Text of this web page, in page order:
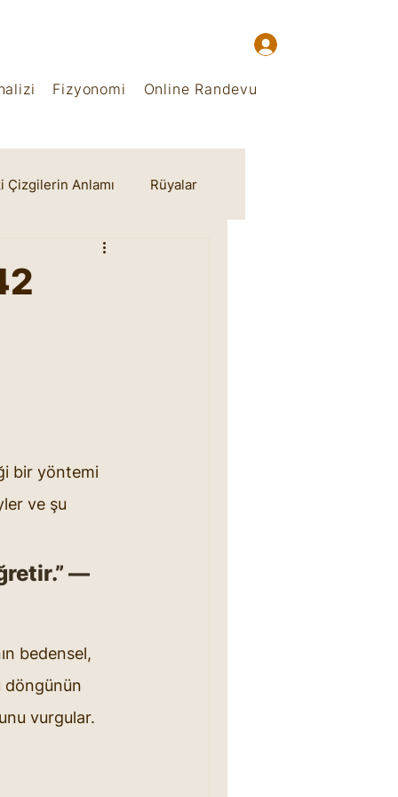
Fizyonomi Online Randevu
Çizgilerin Anlamı Rüyalar
bir yöntemi
ve şu
—
bedensel,
döngünün
vurgular.